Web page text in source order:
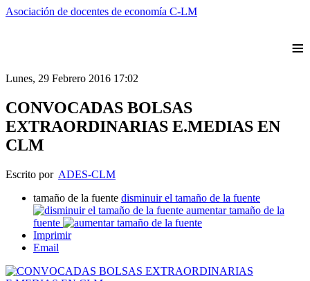
Asociación de docentes de economía C-LM
≡
Lunes, 29 Febrero 2016 17:02
CONVOCADAS BOLSAS
EXTRAORDINARIAS E.MEDIAS EN
CLM
Escrito por ADES-CLM
tamaño de la fuente disminuir el tamaño de la fuente
aumentar tamaño de la
fuente
Imprimir
Email